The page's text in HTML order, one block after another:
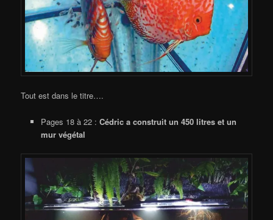
Tout est dans le titre….
Pages 18 à 22 : Cédric a construit un 450 litres et un
mur végétal